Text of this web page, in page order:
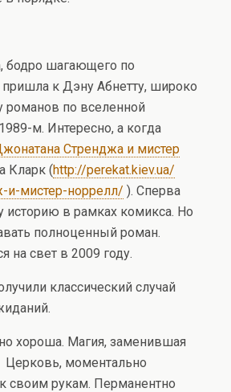
бодро шагающего по
пришла к Дэну Абнетту, широко
романов по вселенной
м. Интересно, а когда
Стренджа и мистер
Кларк (http://perekat.kiev.ua/
и-мистер-норрелл/ ). Сперва
историю в рамках комикса. Но
полноценный роман.
на свет в 2009 году.
классический случай
хороша. Магия, заменившая
Церковь, моментально
своим рукам. Перманентно